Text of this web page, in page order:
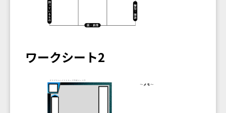
ワークシート2